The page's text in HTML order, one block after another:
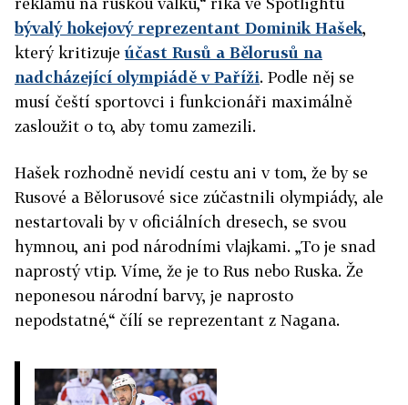
bývalý hokejový reprezentant Dominik Hašek,
který kritizujeúčast Rusů a Bělorusů na
nadcházející olympiádě v Paříži. Podle něj se
musí čeští sportovci i funkcionáři maximálně
zasloužit o to, aby tomu zamezili.
Hašek rozhodně nevidí cestu ani v tom, že by se
Rusové a Bělorusové sice zúčastnili olympiády, ale
nestartovali by v oficiálních dresech, se svou
hymnou, ani pod národními vlajkami. „To je snad
naprostý vtip. Víme, že je to Rus nebo Ruska. Že
neponesou národní barvy, je naprosto
nepodstatné,“ čílí se reprezentant z Nagana.